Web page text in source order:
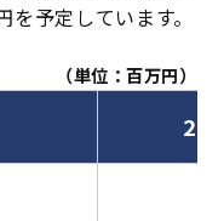
予定しています。
（単位：百万円）